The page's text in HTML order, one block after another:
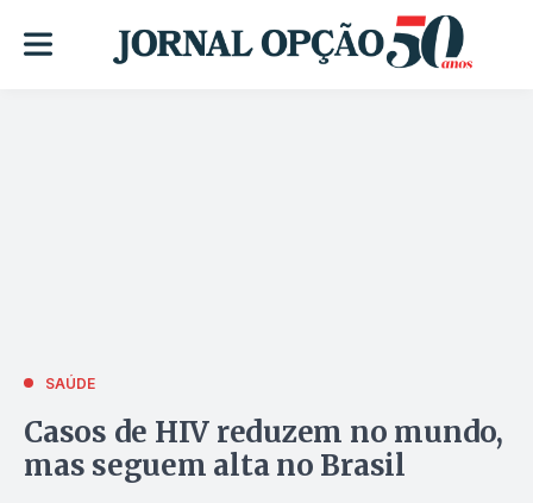
SAÚDE
Casos de HIV reduzem no mundo,
mas seguem alta no Brasil